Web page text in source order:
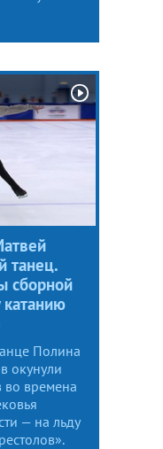
танец.
сборной
катанию
Полина
окунули
во времена
— на льду